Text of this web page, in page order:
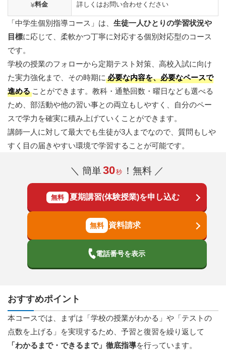
料金 詳しくはお問い合わせください
「中学生個別指導コース」は、 生徒一人ひとりの学習状況や
目標に応じて、柔軟かつ丁寧に対応する個別対応型のコース
です。
学校の授業のフォローから定期テスト対策、高校入試に向け
た実力強化まで、その時期に 必要な内容を、必要なペースで
進める ことができます。教科・通塾回数・曜日なども選べる
ため、部活動や他の習い事との両立もしやすく、自分のペー
スで学力を確実に積み上げていくことができます。
講師一人に対して最大でも生徒が3人までなので、質問もしや
すく目の届きやすい環境で学習することが可能です。
＼ 簡単30秒 ！無料 ／
無料 夏期講習(体験授業)を申し込む
資料請求
電話番号を表示
おすすめポイント
本コースでは、まずは「学校の授業がわかる」や「テストの
点数を上げる」を実現するため、予習と復習を繰り返して
「わかるまで・できるまで」徹底指導を行っています。